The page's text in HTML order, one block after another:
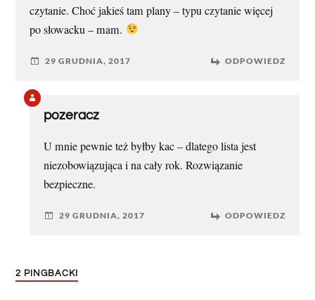
czytanie. Choć jakieś tam plany – typu czytanie więcej
po słowacku – mam.
29 GRUDNIA, 2017 ODPOWIEDZ
pozeracz
U mnie pewnie też byłby kac – dlatego lista jest
niezobowiązująca i na cały rok. Rozwiązanie
bezpieczne.
29 GRUDNIA, 2017 ODPOWIEDZ
2 PINGBACKI